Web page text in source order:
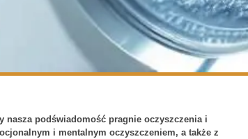
podświadomość pragnie oczyszczenia i
i mentalnym oczyszczeniem, a także z